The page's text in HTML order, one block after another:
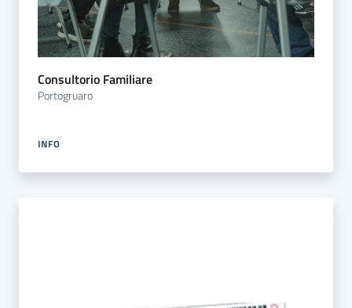
Consultorio Familiare
Portogruaro
INFO